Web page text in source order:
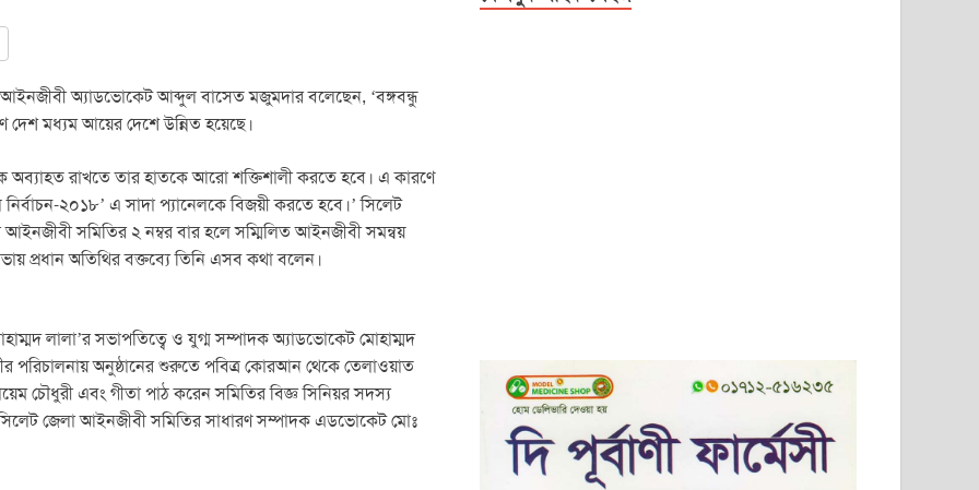
আইনজীবী অ্যাডভোকেট আব্দুল বাসেত মজুমদার বলেছেন, ‘বঙ্গবন্ধু
দেশ মধ্যম আয়ের দেশে উন্নিত হয়েছে।
অব্যাহত রাখতে তার হাতকে আরো শক্তিশালী করতে হবে। এ কারণে
২০১৮’ এ সাদা প্যানেলকে বিজয়ী করতে হবে।’ সিলেট
সমিতির ২ নম্বর বার হলে সম্মিলিত আইনজীবী সমন্বয়
প্রধান অতিথির বক্তব্যে তিনি এসব কথা বলেন।
লালা’র সভাপতিত্বে ও যুগ্ম সম্পাদক অ্যাডভোকেট মোহাম্মদ
অনুষ্ঠানের শুরুতে পবিত্র কোরআন থেকে তেলাওয়াত
চৌধুরী এবং গীতা পাঠ করেন সমিতির বিজ্ঞ সিনিয়র সদস্য
জেলা আইনজীবী সমিতির সাধারণ সম্পাদক এডভোকেট মোঃ